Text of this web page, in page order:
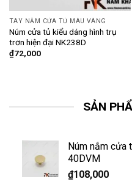
TAY NẮM CỬA TỦ MÀU VÀNG
Núm cửa tủ kiểu dáng hình trụ
trơn hiện đại NK238D
₫72,000
SẢN
Núm nắm cửa
40DVM
₫108,000